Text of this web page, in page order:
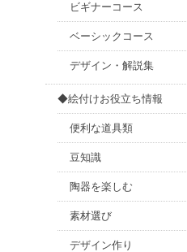
ビギナーコース
ベーシックコース
デザイン・解説集
◆絵付けお役立ち情報
便利な道具類
豆知識
陶器を楽しむ
素材選び
デザイン作り